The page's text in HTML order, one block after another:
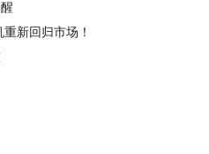
新回归市场！